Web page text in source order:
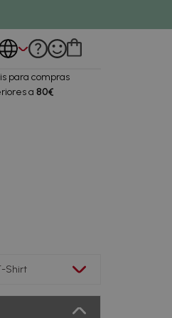
para compras
a 80€
Shirt